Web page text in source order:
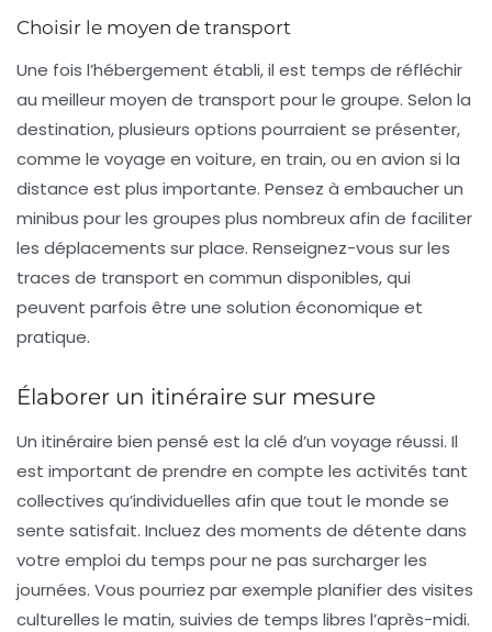
Choisir le moyen de transport
Une fois l’hébergement établi, il est temps de réfléchir
au meilleurmoyen de transport pour le groupe. Selon la
destination, plusieurs options pourraient se présenter,
comme le voyage en voiture, en train, ou en avion si la
distance est plus importante. Pensez à embaucher un
minibus pour les groupes plus nombreux afin de faciliter
les déplacements sur place. Renseignez-vous sur les
traces de transport en commun disponibles, qui
peuvent parfois être une solution économique et
pratique.
Élaborer un itinéraire sur mesure
Un itinéraire bien pensé est la clé d’un voyage réussi. Il
est important de prendre en compte les activités tant
collectives qu’individuelles afin que tout le monde se
sente satisfait. Incluez des moments de détente dans
votre emploi du temps pour ne pas surcharger les
journées. Vous pourriez par exemple planifier des visites
culturelles le matin, suivies de temps libres l’après-midi.